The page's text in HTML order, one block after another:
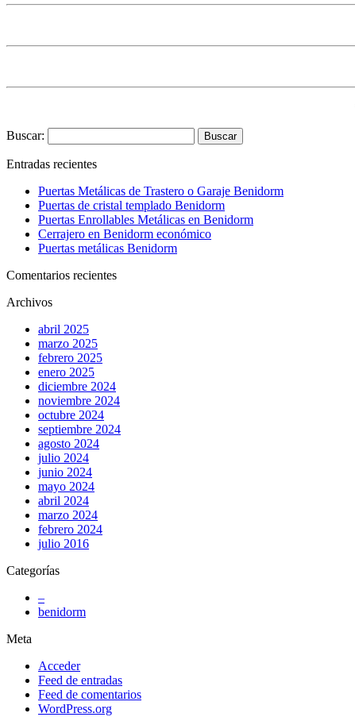
Buscar:
Entradas recientes
Puertas Metálicas de Trastero o Garaje Benidorm
Puertas de cristal templado Benidorm
Puertas Enrollables Metálicas en Benidorm
Cerrajero en Benidorm económico
Puertas metálicas Benidorm
Comentarios recientes
Archivos
abril 2025
marzo 2025
febrero 2025
enero 2025
diciembre 2024
noviembre 2024
octubre 2024
septiembre 2024
agosto 2024
julio 2024
junio 2024
mayo 2024
abril 2024
marzo 2024
febrero 2024
julio 2016
Categorías
–
benidorm
Meta
Acceder
Feed de entradas
Feed de comentarios
WordPress.org